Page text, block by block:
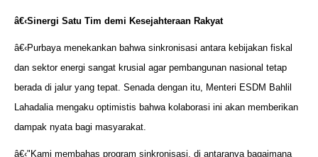
â€‹Sinergi Satu Tim demi Kesejahteraan Rakyat
â€‹Purbaya menekankan bahwa sinkronisasi antara kebijakan fiskal
dan sektor energi sangat krusial agar pembangunan nasional tetap
berada di jalur yang tepat. Senada dengan itu, Menteri ESDM Bahlil
Lahadalia mengaku optimistis bahwa kolaborasi ini akan memberikan
dampak nyata bagi masyarakat.
â€‹"Kami membahas program sinkronisasi, di antaranya bagaimana